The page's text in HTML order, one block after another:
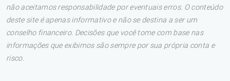
não aceitamos responsabilidade por eventuais erros. O conteúdo
deste site é apenas informativo e não se destina a ser um
conselho financeiro. Decisões que você tome com base nas
informações que exibimos são sempre por sua própria conta e
risco.